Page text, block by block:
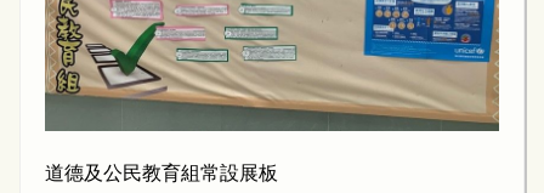
道德及公民教育組常設展板